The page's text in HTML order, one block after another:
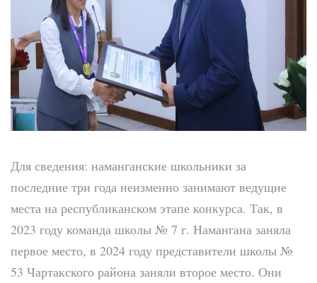
Для сведения: наманганские школьники за
последние три года неизменно занимают ведущие
места на республиканском этапе конкурса. Так, в
2023 году команда школы № 7 г. Намангана заняла
первое место, в 2024 году представители школы №
53 Чартакского района заняли второе место. Они